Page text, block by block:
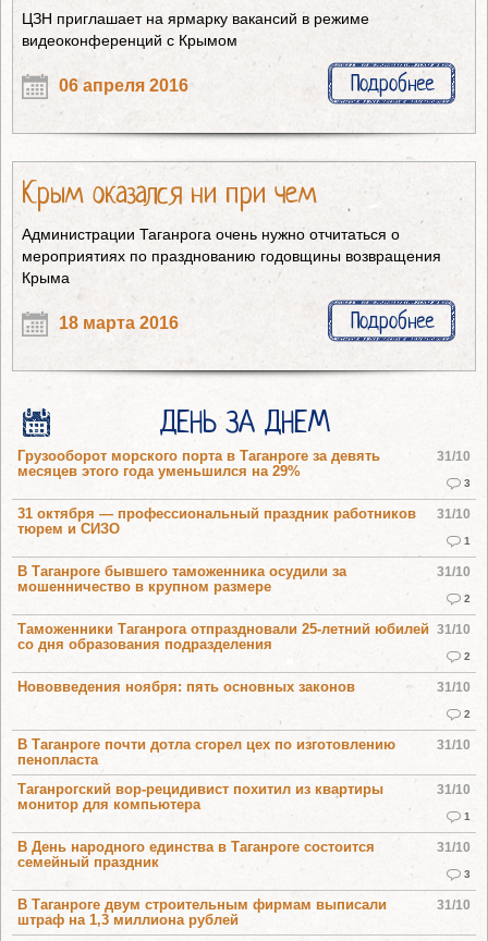
ЦЗН приглашает на ярмарку вакансий в режиме
видеоконференций с Крымом
06 апреля 2016 Подробнее
Крым оказался ни при чем
Администрации Таганрога очень нужно отчитаться о
мероприятиях по празднованию годовщины возвращения
Крыма
18 марта 2016 Подробнее
ДЕНЬ ЗА ДНЕМ
31/10
3
Грузооборот морского порта в Таганроге за девять
месяцев этого года уменьшился на 29%
31/10
1
31 октября — профессиональный праздник работников
тюрем и СИЗО
31/10
2
В Таганроге бывшего таможенника осудили за
мошенничество в крупном размере
31/10
2
Таможенники Таганрога отпраздновали 25-летний юбилей
со дня образования подразделения
31/10
2
Нововведения ноября: пять основных законов
31/10
В Таганроге почти дотла сгорел цех по изготовлению
пенопласта
31/10
1
Таганрогский вор-рецидивист похитил из квартиры
монитор для компьютера
31/10
3
В День народного единства в Таганроге состоится
семейный праздник
31/10
В Таганроге двум строительным фирмам выписали
штраф на 1,3 миллиона рублей